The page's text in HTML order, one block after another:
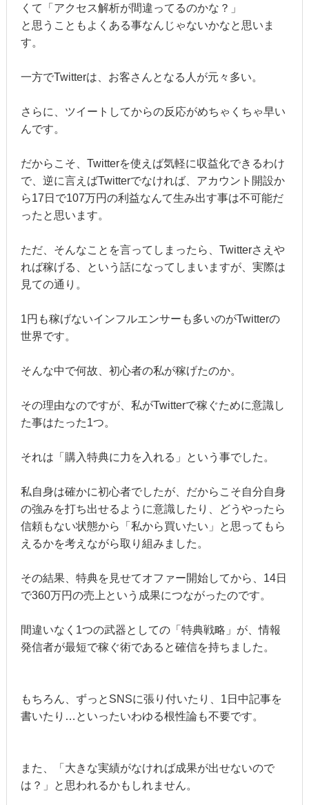
くて「アクセス解析が間違ってるのかな？」
と思うこともよくある事なんじゃないかなと思いま
す。
一方でTwitterは、お客さんとなる人が元々多い。
さらに、ツイートしてからの反応がめちゃくちゃ早い
んです。
だからこそ、Twitterを使えば気軽に収益化できるわけ
で、逆に言えばTwitterでなければ、アカウント開設か
ら17日で107万円の利益なんて生み出す事は不可能だ
ったと思います。
ただ、そんなことを言ってしまったら、Twitterさえや
れば稼げる、という話になってしまいますが、実際は
見ての通り。
1円も稼げないインフルエンサーも多いのがTwitterの
世界です。
そんな中で何故、初心者の私が稼げたのか。
その理由なのですが、私がTwitterで稼ぐために意識し
た事はたった1つ。
それは「購入特典に力を入れる」という事でした。
私自身は確かに初心者でしたが、だからこそ自分自身
の強みを打ち出せるように意識したり、どうやったら
信頼もない状態から「私から買いたい」と思ってもら
えるかを考えながら取り組みました。
その結果、特典を見せてオファー開始してから、14日
で360万円の売上という成果につながったのです。
間違いなく 1つの武器としての「特典戦略」が、情報
発信者が最短で稼ぐ術であると確信を持ちました。
もちろん、ずっとSNSに張り付いたり、1日中記事を
書いたり…といったいわゆる根性論も不要です。
また、「大きな実績がなければ成果が出せないので
は？」と思われるかもしれません。